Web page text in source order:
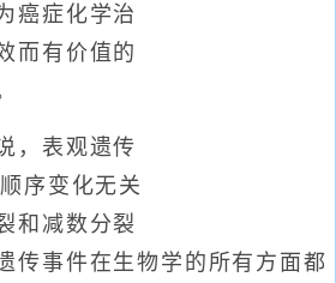
癌症化学治
而有价值的
表观遗传
序变化无关
和减数分裂
传事件在生物学的所有方面都